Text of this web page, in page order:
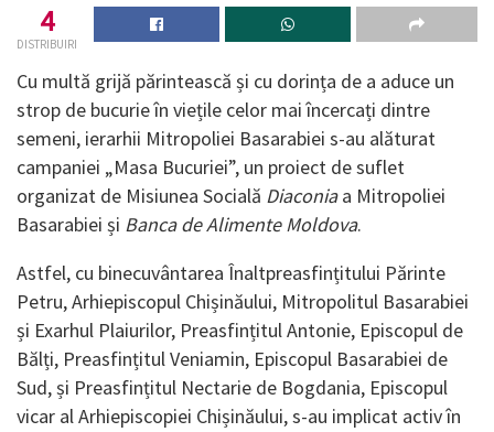
4
DISTRIBUIRI
Cu multă grijă părintească și cu dorința de a aduce un
strop de bucurie în viețile celor mai încercați dintre
semeni, ierarhii Mitropoliei Basarabiei s-au alăturat
campaniei „Masa Bucuriei”, un proiect de suflet
organizat de Misiunea Socială Diaconiaa Mitropoliei
Basarabiei și Banca de Alimente Moldova.
Astfel, cu binecuvântarea Înaltpreasfințitului Părinte
Petru, Arhiepiscopul Chișinăului, Mitropolitul Basarabiei
și Exarhul Plaiurilor, Preasfințitul Antonie, Episcopul de
Bălți, Preasfințitul Veniamin, Episcopul Basarabiei de
Sud, și Preasfințitul Nectarie de Bogdania, Episcopul
vicar al Arhiepiscopiei Chișinăului, s-au implicat activ în